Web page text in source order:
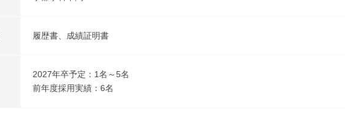
履歴書、成績証明書
2027年卒予定：1名～5名
前年度採用実績：6名